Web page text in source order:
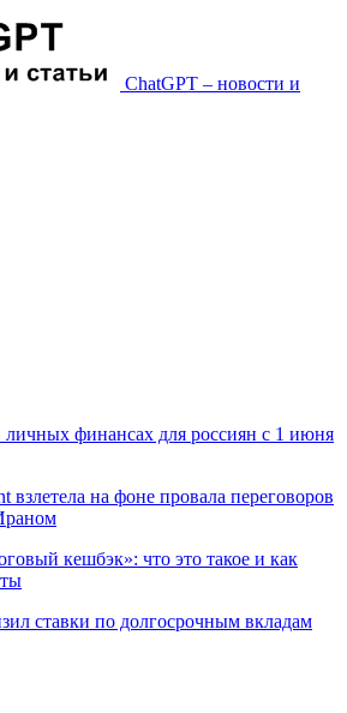
ChatGPT – новости и
личных финансах для россиян с 1 июня
взлетела на фоне провала переговоров
кешбэк»: что это такое и как
ставки по долгосрочным вкладам